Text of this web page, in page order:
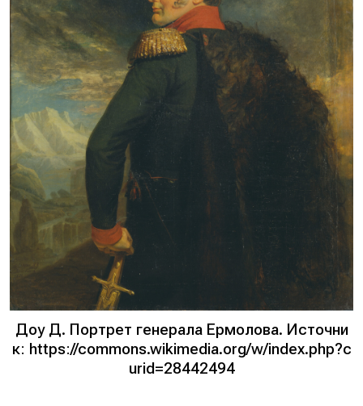
Доу Д. Портрет генерала Ермолова. Источни
к: https://commons.wikimedia.org/w/index.php?c
urid=28442494